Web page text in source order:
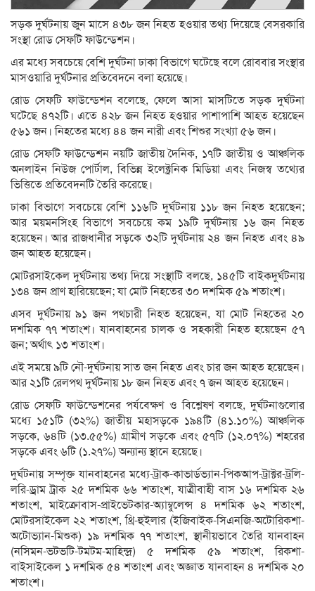
সড়ক দুর্ঘটনায় জুন মাসে ৪৩৮ জন নিহত হওয়ার তথ্য দিয়েছে বেসরকারি
সংস্থা রোড সেফটি ফাউন্ডেশন।
এর মধ্যে সবচেয়ে বেশি দুর্ঘটনা ঢাকা বিভাগে ঘটেছে বলে রোববার সংস্থার
মাসওয়ারি দুর্ঘটনার প্রতিবেদনে বলা হয়েছে।
রোড সেফটি ফাউন্ডেশন বলেছে, ফেলে আসা মাসটিতে সড়ক দুর্ঘটনা
ঘটেছে ৪৭২টি। এতে ৪২৮ জন নিহত হওয়ার পাশাপাশি আহত হয়েছেন
৫৬১ জন। নিহতের মধ্যে ৪৪ জন নারী এবং শিশুর সংখ্যা ৫৬ জন।
রোড সেফটি ফাউন্ডেশন নয়টি জাতীয় দৈনিক, ১৭টি জাতীয় ও আঞ্চলিক
অনলাইন নিউজ পোর্টাল, বিভিন্ন ইলেক্ট্রনিক মিডিয়া এবং নিজস্ব তথ্যের
ভিত্তিতে প্রতিবেদনটি তৈরি করেছে।
ঢাকা বিভাগে সবচেয়ে বেশি ১১৬টি দুর্ঘটনায় ১১৮ জন নিহত হয়েছেন;
আর ময়মনসিংহ বিভাগে সবচেয়ে কম ১৯টি দুর্ঘটনায় ১৬ জন নিহত
হয়েছেন। আর রাজধানীর সড়কে ৩২টি দুর্ঘটনায় ২৪ জন নিহত এবং ৪৯
জন আহত হয়েছেন।
মোটরসাইকেল দুর্ঘটনায় তথ্য দিয়ে সংস্থাটি বলছে, ১৪৫টি বাইকদুর্ঘটনায়
১৩৪ জন প্রাণ হারিয়েছেন; যা মোট নিহতের ৩০ দশমিক ৫৯ শতাংশ।
এসব দুর্ঘটনায় ৯১ জন পথচারী নিহত হয়েছেন, যা মোট নিহতের ২০
দশমিক ৭৭ শতাংশ। যানবাহনের চালক ও সহকারী নিহত হয়েছেন ৫৭
জন; অর্থাৎ ১৩ শতাংশ।
এই সময়ে ৯টি নৌ-দুর্ঘটনায় সাত জন নিহত এবং চার জন আহত হয়েছেন।
আর ২১টি রেলপথ দুর্ঘটনায় ১৮ জন নিহত এবং ৭ জন আহত হয়েছেন।
রোড সেফটি ফাউন্ডেশনের পর্যবেক্ষণ ও বিশ্লেষণ বলছে, দুর্ঘটনাগুলোর
মধ্যে ১৫১টি (৩২%) জাতীয় মহাসড়কে ১৯৪টি (৪১.১০%) আঞ্চলিক
সড়কে, ৬৪টি (১৩.৫৫%) গ্রামীণ সড়কে এবং ৫৭টি (১২.০৭%) শহরের
সড়কে এবং ৬টি (১.২৭%) অন্যান্য স্থানে হয়েছে।
দুর্ঘটনায় সম্পৃক্ত যানবাহনের মধ্যে-ট্রাক-কাভার্ডভ্যান-পিকআপ-ট্রাক্টর-ট্রলি-
লরি-ড্রাম ট্রাক ২৫ দশমিক ৬৬ শতাংশ, যাত্রীবাহী বাস ১৬ দশমিক ২৬
শতাংশ, মাইক্রোবাস-প্রাইভেটকার-অ্যাম্বুলেন্স ৪ দশমিক ৬২ শতাংশ,
মোটরসাইকেল ২২ শতাংশ, থ্রি-হুইলার (ইজিবাইক-সিএনজি-অটোরিকশা-
অটোভ্যান-মিশুক) ১৯ দশমিক ৭৭ শতাংশ, স্থানীয়ভাবে তৈরি যানবাহন
(নসিমন-ভটভটি-টমটম-মাহিন্দ্র) ৫ দশমিক ৫৯ শতাংশ, রিকশা-
বাইসাইকেল ১ দশমিক ৫৪ শতাংশ এবং অজ্ঞাত যানবাহন ৪ দশমিক ২০
শতাংশ।